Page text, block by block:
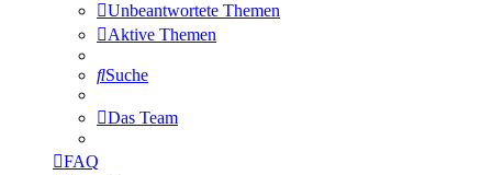
Unbeantwortete Themen
Aktive Themen
Suche
Das Team
FAQ